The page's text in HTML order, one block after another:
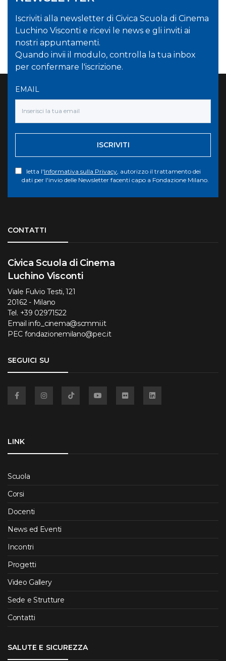
Iscriviti alla newsletter di Civica Scuola di Cinema
Luchino Visconti e ricevi le news e gli inviti ai
nostri appuntamenti.
Quando invii il modulo, controlla la tua inbox
per confermare l'iscrizione.
EMAIL
ISCRIVITI
letta l'Informativa sulla Privacy, autorizzo il trattamento dei
dati per l'invio delle Newsletter facenti capo a Fondazione Milano.
CONTATTI
Civica Scuola di Cinema
Luchino Visconti
Viale Fulvio Testi, 121
20162 - Milano
Tel. +39 02971522
Email info_cinema@scmmi.it
PEC fondazionemilano@pec.it
SEGUICI SU
LINK
Scuola
Corsi
Docenti
News ed Eventi
Incontri
Progetti
Video Gallery
Sede e Strutture
Contatti
SALUTE E SICUREZZA